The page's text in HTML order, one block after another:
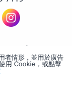
者情形，並用於廣告
用 Cookie，或點擊